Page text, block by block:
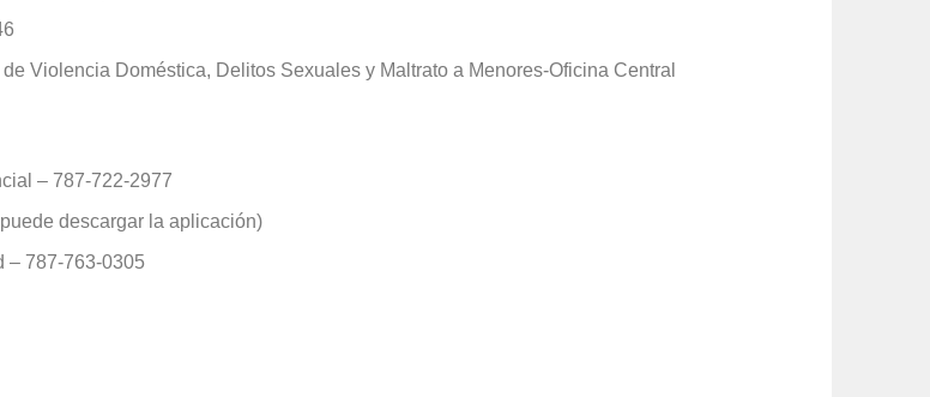
Violencia Doméstica, Delitos Sexuales y Maltrato a Menores-Oficina Central
– 787-722-2977
descargar la aplicación)
– 787-763-0305